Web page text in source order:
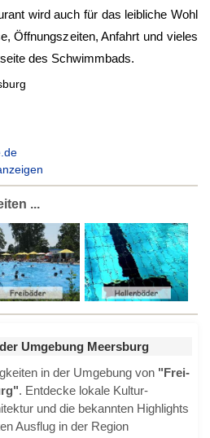
wird auch für das leibliche Wohl
Öffnungszeiten, Anfahrt und vieles
des Schwimmbads.
...
Umgebung Meersburg
in der Umgebung von "Frei-
. Entdecke lokale Kultur-
und die bekannten Highlights
Ausflug in der Region